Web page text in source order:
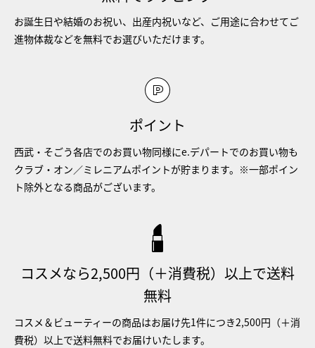
お誕生日や結婚のお祝い、出産内祝いなど、ご用途に合わせてご
進物体裁などを無料でお選びいただけます。
ポイント
西武・そごう各店でのお買い物同様にe.デパートでのお買い物も
クラブ・オン／ミレニアムポイントが貯まります。※一部ポイン
ト除外となる商品がございます。
コスメなら2,500円（＋消費税）以上で送料
無料
コスメ＆ビューティーの商品はお届け先1件につき2,500円（＋消
費税）以上で送料無料でお届けいたします。